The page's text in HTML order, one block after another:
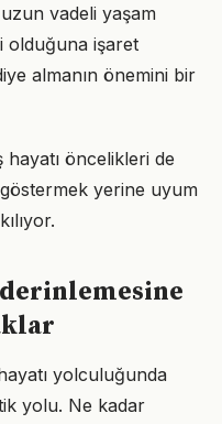
vadeli yaşam
olduğuna işaret
almanın önemini bir
hayatı öncelikleri de
yerine uyum
yolculuğunda
yolu. Ne kadar